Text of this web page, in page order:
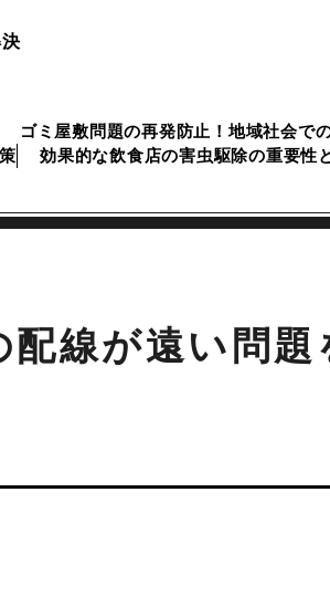
ゴミ屋敷問題の再発防止！地域社会で
効果的な飲食店の害虫駆除の重要性
線が遠い問題